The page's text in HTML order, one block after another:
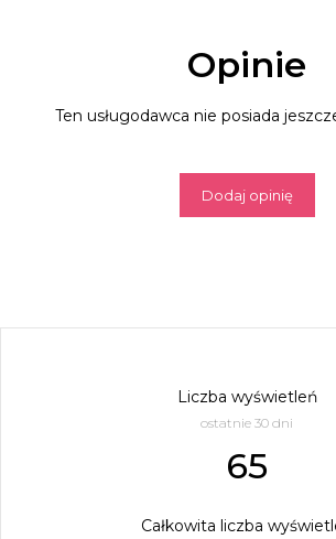
Opinie
Ten usługodawca nie posiada
Dodaj opinię
Liczba wyświetleń
ostatnie 30 dni
65
Całkowita liczba